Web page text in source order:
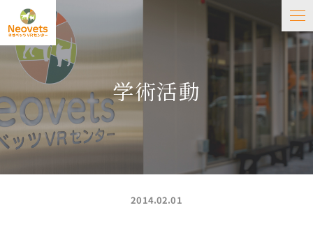
学術活動
2014.02.01